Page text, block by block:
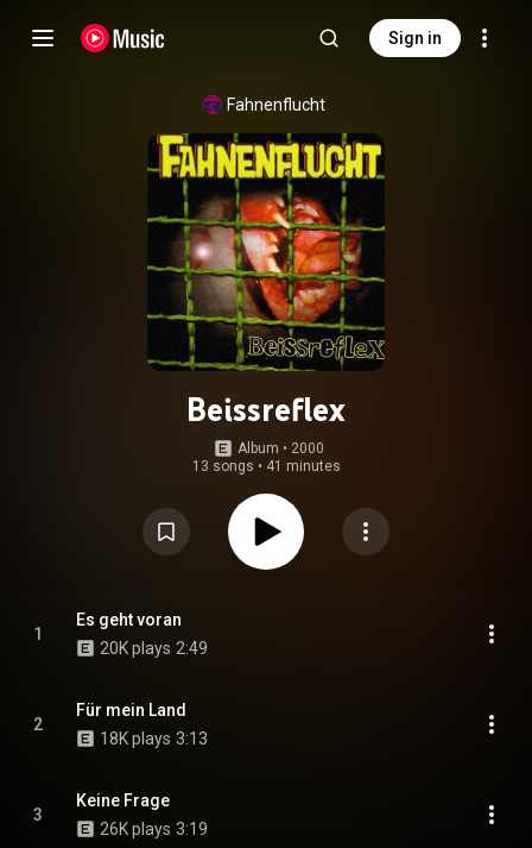
Sign in
Fahnenflucht
Beissreflex
Album • 2000
13 songs • 41 minutes
1
Es geht voran
20K plays 2:49
2
Für mein Land
18K plays 3:13
3
Keine Frage
26K plays 3:19